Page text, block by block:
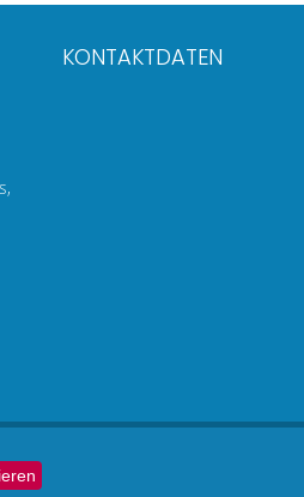
KONTAKTDATEN
Datenschutz